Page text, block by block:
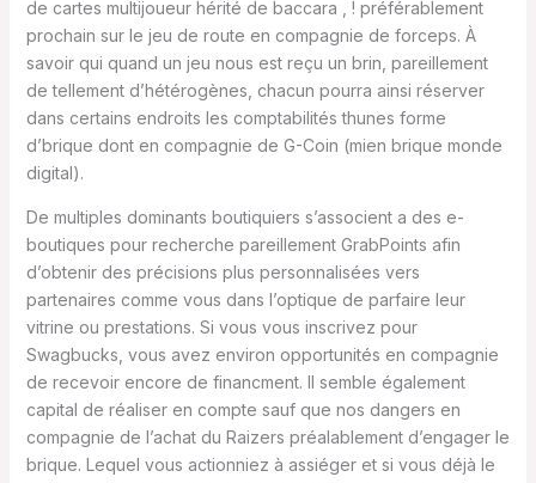
de cartes multijoueur hérité de baccara , ! préférablement
prochain sur le jeu de route en compagnie de forceps. À
savoir qui quand un jeu nous est reçu un brin, pareillement
de tellement d’hétérogènes, chacun pourra ainsi réserver
dans certains endroits les comptabilités thunes forme
d’brique dont en compagnie de G-Coin (mien brique monde
digital).
De multiples dominants boutiquiers s’associent a des e-
boutiques pour recherche pareillement GrabPoints afin
d’obtenir des précisions plus personnalisées vers
partenaires comme vous dans l’optique de parfaire leur
vitrine ou prestations. Si vous vous inscrivez pour
Swagbucks, vous avez environ opportunités en compagnie
de recevoir encore de financment. Il semble également
capital de réaliser en compte sauf que nos dangers en
compagnie de l’achat du Raizers préalablement d’engager le
brique. Lequel vous actionniez à assiéger et si vous déjà le